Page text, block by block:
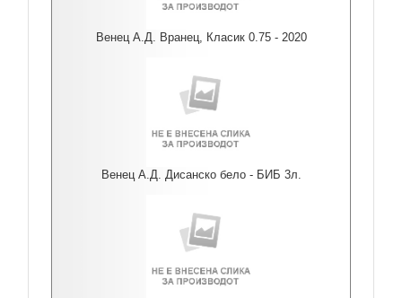
Венец А.Д. Вранец, Класик 0.75 - 2020
Венец А.Д. Дисанско бело - БИБ 3л.